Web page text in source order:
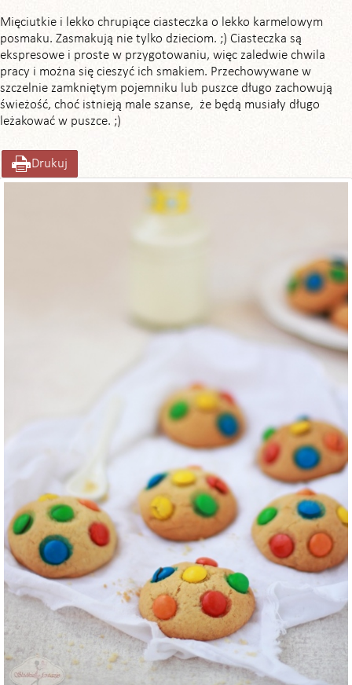
Mięciutkie i lekko chrupiące ciasteczka o lekko karmelowym
posmaku. Zasmakują nie tylko dzieciom. ;) Ciasteczka są
ekspresowe i proste w przygotowaniu, więc zaledwie chwila
pracy i można się cieszyć ich smakiem. Przechowywane w
szczelnie zamkniętym pojemniku lub puszce długo zachowują
świeżość, choć istnieją male szanse, że będą musiały długo
leżakować w puszce. ;)
Drukuj